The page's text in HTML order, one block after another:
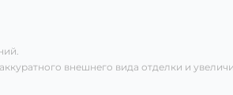
внешнего вида отделки и